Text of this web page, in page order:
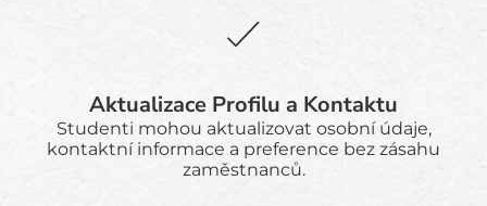
Aktualizace Profilu a Kontaktu
Studenti mohou aktualizovat osobní údaje,
kontaktní informace a preference bez zásahu
zaměstnanců.